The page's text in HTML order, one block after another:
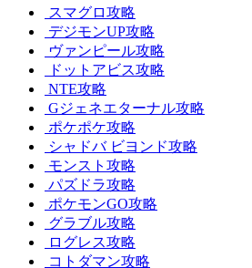
スマグロ攻略
デジモンUP攻略
ヴァンピール攻略
ドットアビス攻略
NTE攻略
Gジェネエターナル攻略
ポケポケ攻略
シャドバ ビヨンド攻略
モンスト攻略
パズドラ攻略
ポケモンGO攻略
グラブル攻略
ログレス攻略
コトダマン攻略